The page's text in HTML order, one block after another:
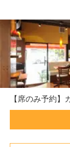
【席のみ予約】